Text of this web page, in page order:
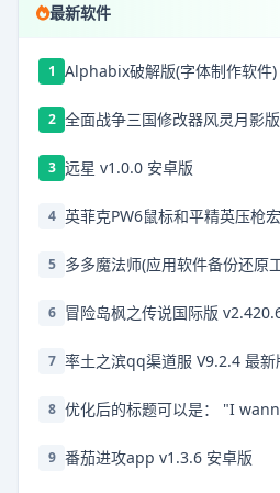
最新软件
1 Alphabix破解版(字体制作软件
2
3 远星 v1.0.0 安卓版
4
5 多多魔法师(应用软件备份还原
6 冒险岛枫之传说国际版
7 率土之滨qq渠道服 V9.2.4 最新
8
9 番茄进攻app v1.3.6 安卓版